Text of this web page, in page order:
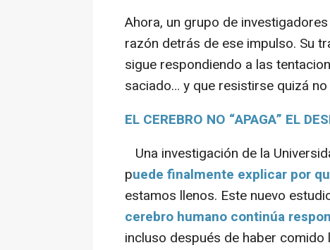
Ahora, un grupo de
razón detrás de ese impulso. Su
sigue respondiendo a las
saciado… y que resistirse quizá
EL CEREBRO NO “APAGA” EL
Una investigación de la
puede finalmente explicar por
estamos llenos. Este nuevo
cerebro humano continúa
incluso después de haber comido